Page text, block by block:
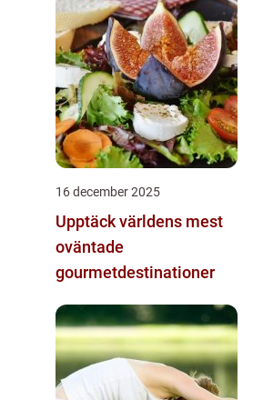
16 december 2025
Upptäck världens mest
oväntade
gourmetdestinationer